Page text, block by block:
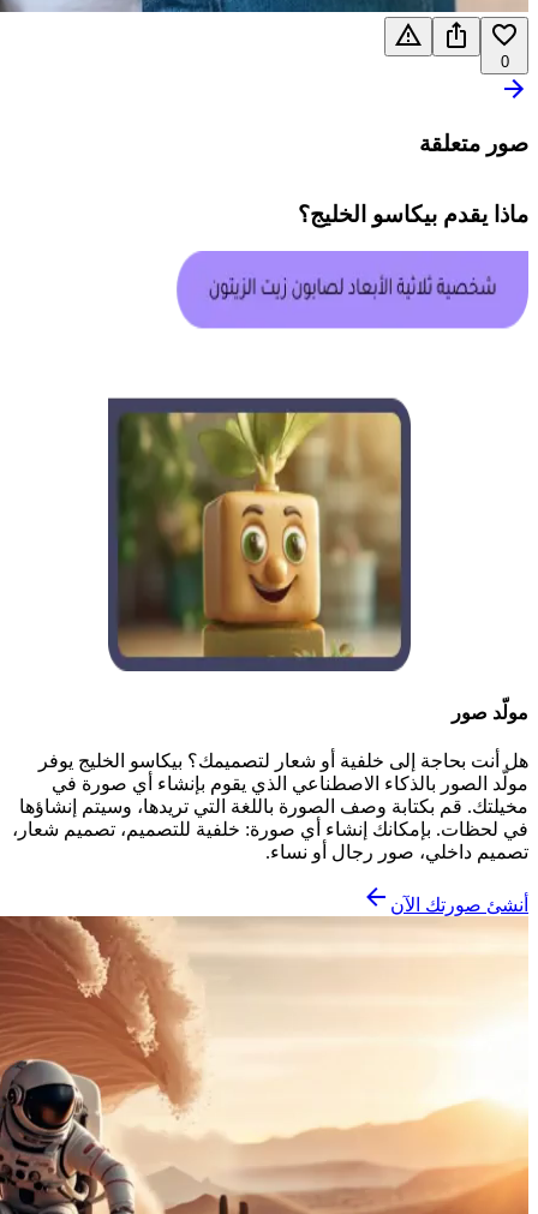
0
صور متعلقة
ماذا يقدم بيكاسو الخليج؟
مولّد صور
هل أنت بحاجة إلى خلفية أو شعار لتصميمك؟ بيكاسو الخليج يوفر
مولّد الصور بالذكاء الاصطناعي الذي يقوم بإنشاء أي صورة في
مخيلتك. قم بكتابة وصف الصورة باللغة التي تريدها، وسيتم إنشاؤها
في لحظات. بإمكانك إنشاء أي صورة: خلفية للتصميم، تصميم شعار،
تصميم داخلي، صور رجال أو نساء.
أنشئ صورتك الآن